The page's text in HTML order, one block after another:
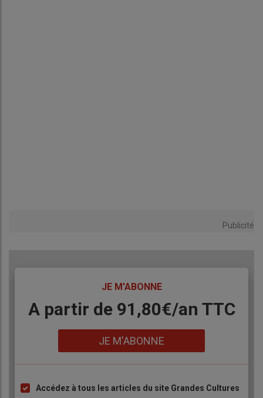
Publicité
JE M'ABONNE
Body
A partir de 91,80€/an​ TTC
JE M'ABONNE
ListeAccédez à tous les articles du site Grandes Cultures